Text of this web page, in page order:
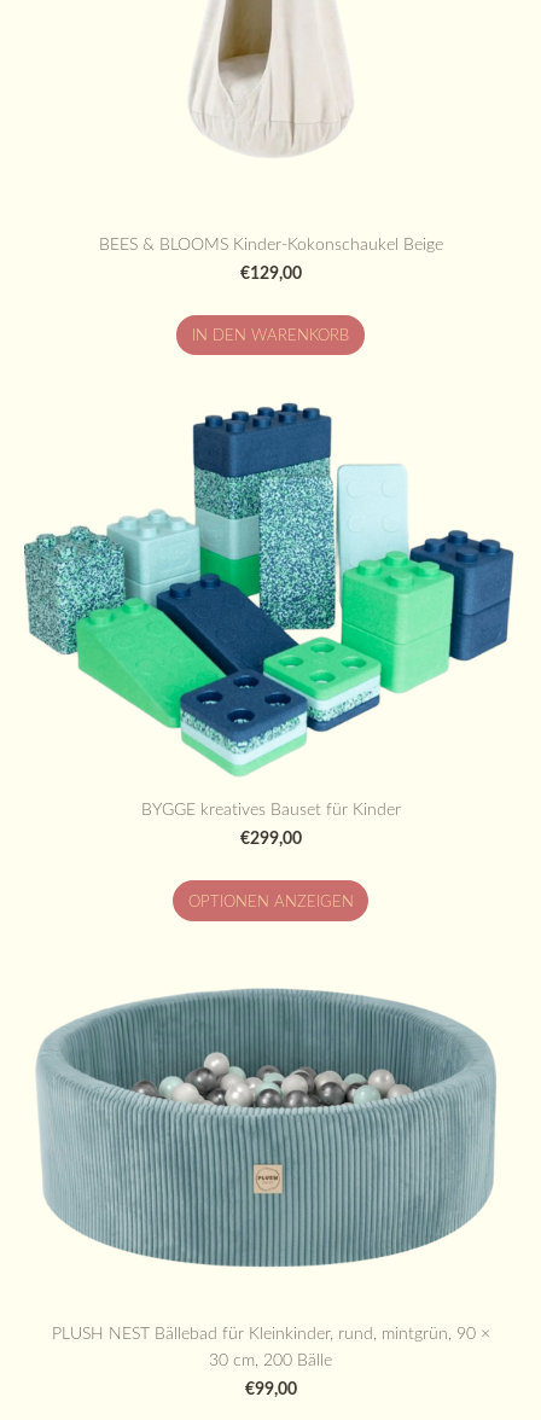
BEES & BLOOMS Kinder-Kokonschaukel Beige
€129,00
IN DEN WARENKORB
BYGGE kreatives Bauset für Kinder
€299,00
OPTIONEN ANZEIGEN
PLUSH NEST Bällebad für Kleinkinder, rund, mintgrün, 90 ×
30 cm, 200 Bälle
€99,00